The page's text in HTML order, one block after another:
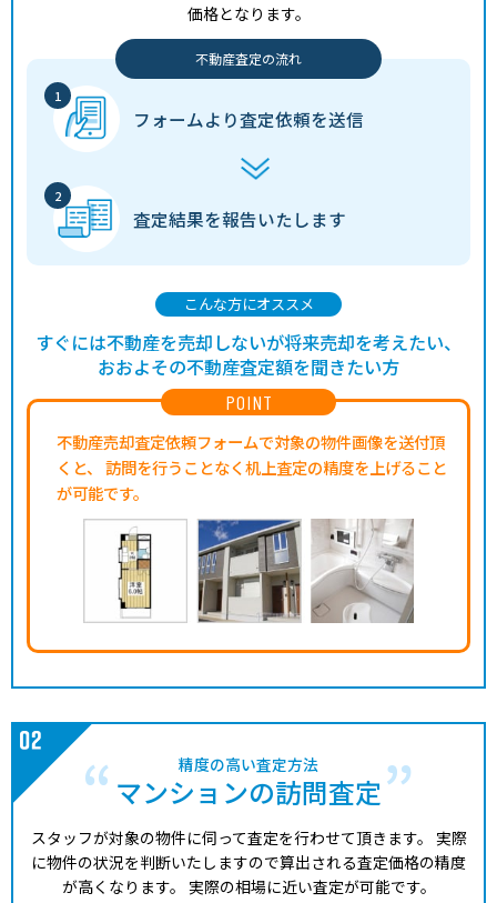
価格となります。
不動産査定の流れ
フォームより査定依頼を送信
査定結果を報告いたします
POINT
不動産売却査定依頼フォームで対象の物件画像を送付頂
くと、
訪問を行うことなく机上査定の精度を上げること
が可能です。
こんな方にオススメ
すぐには不動産を売却しないが将来売却を考えたい、
おおよその不動産査定額を聞きたい方
精度の高い査定方法
マンションの訪問査定
スタッフが対象の物件に伺って査定を行わせて頂きます。 実際
に物件の状況を判断いたしますので算出される査定価格の精度
が高くなります。 実際の相場に近い査定が可能です。